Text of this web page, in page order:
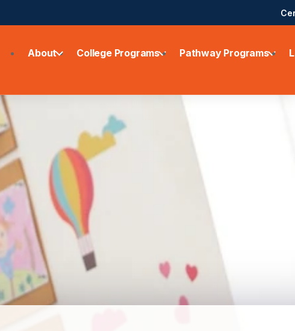
About College Programs Pathway Programs